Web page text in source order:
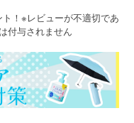
！※レビューが不適切であ
付与されません